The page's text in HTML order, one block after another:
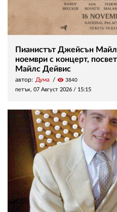
Пианистът Джейсън
ноември с концерт,
Майлс Дейвис
автор: Дума visibility 3840
петък, 07 Август 2026 / 15:15